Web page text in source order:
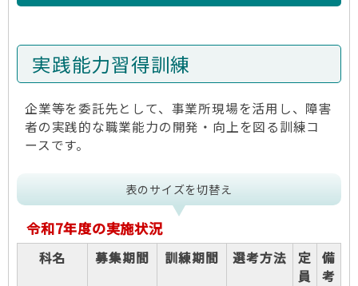
実践能力習得訓練
企業等を委託先として、事業所現場を活用し、障害
者の実践的な職業能力の開発・向上を図る訓練コ
ースです。
表のサイズを切替え
令和7年度の実施状況
科名 募集期間 訓練期間 選考方法
定
員
備
考